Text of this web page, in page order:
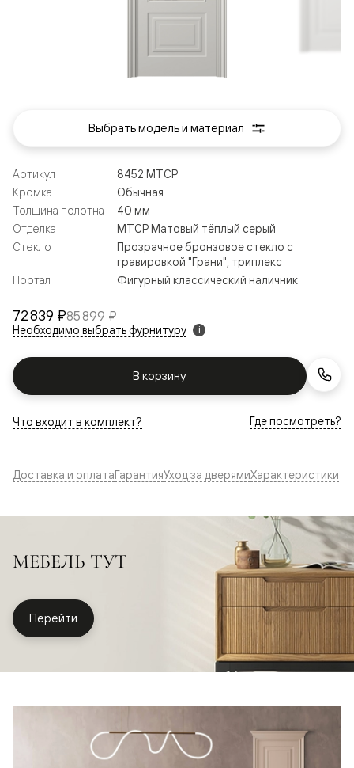
72 839 ₽85 899 ₽
Необходимо выбрать фурнитуру i
В корзину
Артикул
8452 МТСР
Кромка
Обычная
Толщина полотна
40 мм
Отделка
МТСР Матовый тёплый серый
Стекло
Прозрачное бронзовое стекло с
гравировкой "Грани", триплекс
Портал
Фигурный классический наличник
Что входит в комплект? Где посмотреть?
Выбрать модель и материал
Доставка и оплатаГарантияУход за дверямиХарактеристики
МЕБЕЛЬ ТУТ
Перейти